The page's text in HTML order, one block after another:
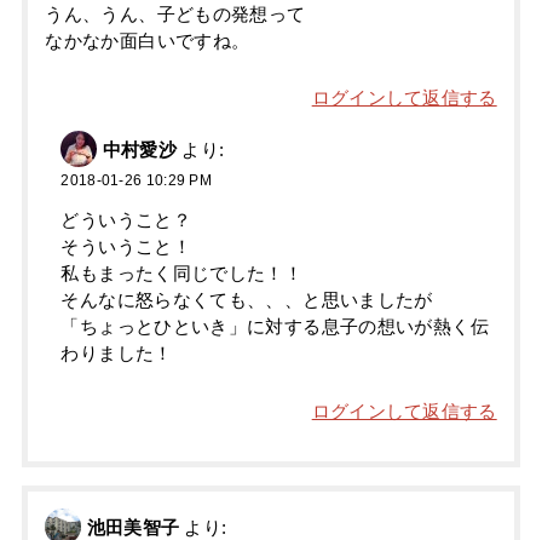
うん、うん、子どもの発想って
なかなか面白いですね。
ログインして返信する
中村愛沙 より:
2018-01-26 10:29 PM
どういうこと？
そういうこと！
私もまったく同じでした！！
そんなに怒らなくても、、、と思いましたが
「ちょっとひといき」に対する息子の想いが熱く伝
わりました！
ログインして返信する
池田美智子 より: